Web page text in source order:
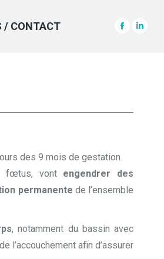
/ CONTACT
Facebook
des 9 mois de gestation.
fœtus, vont engendrer des
permanente de l’ensemble
, notamment du bassin avec
l’accouchement afin d’assurer